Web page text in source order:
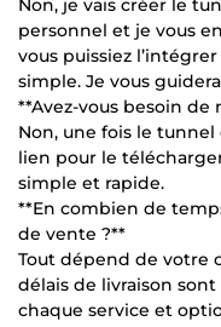
Non, je vais créer le
personnel et je vous
vous puissiez
simple. Je vous
**Avez-vous besoin de
Non, une fois le
lien pour le
simple et rapide.
**En combien de
de vente ?**
Tout dépend de votre
délais de livraison
chaque service et